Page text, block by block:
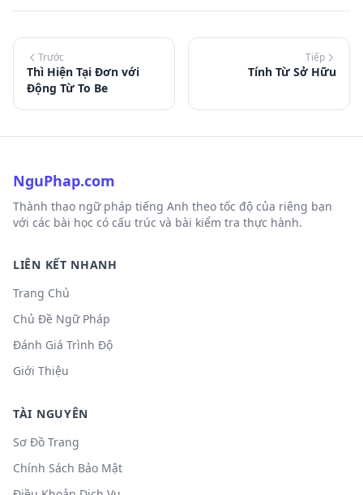
Trước
Thì Hiện Tại Đơn với
Động Từ To Be
Tiếp
Tính Từ Sở Hữu
NguPhap.com
Thành thạo ngữ pháp tiếng Anh theo tốc độ của riêng bạn
với các bài học có cấu trúc và bài kiểm tra thực hành.
LIÊN KẾT NHANH
Trang Chủ
Chủ Đề Ngữ Pháp
Đánh Giá Trình Độ
Giới Thiệu
TÀI NGUYÊN
Sơ Đồ Trang
Chính Sách Bảo Mật